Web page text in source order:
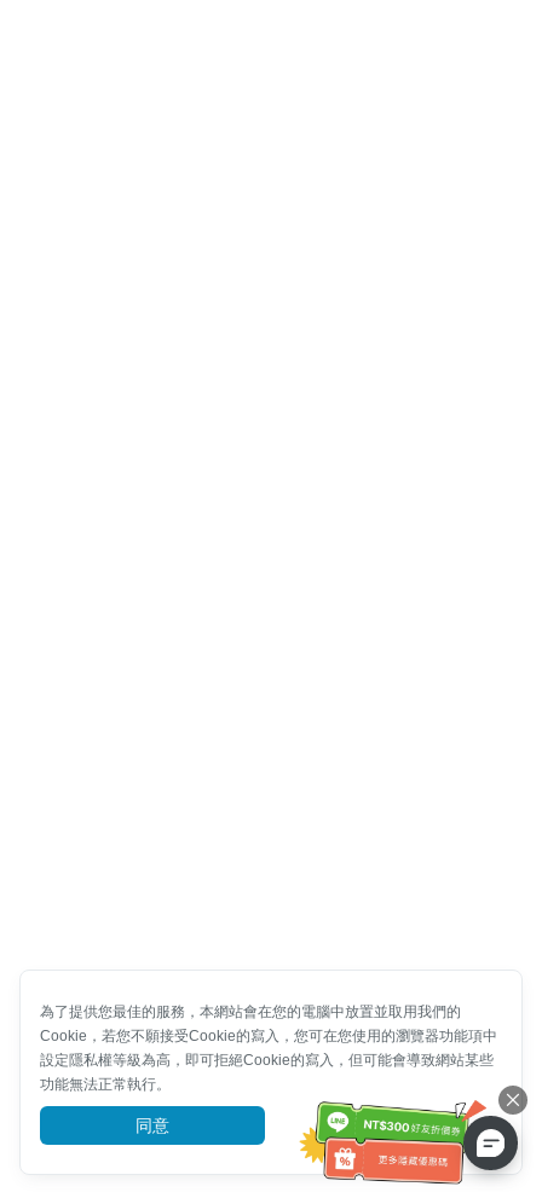
為了提供您最佳的服務，本網站會在您的電腦中放置並取用我們的
Cookie，若您不願接受Cookie的寫入，您可在您使用的瀏覽器功能項中
設定隱私權等級為高，即可拒絕Cookie的寫入，但可能會導致網站某些
功能無法正常執行。
同意 前往了解